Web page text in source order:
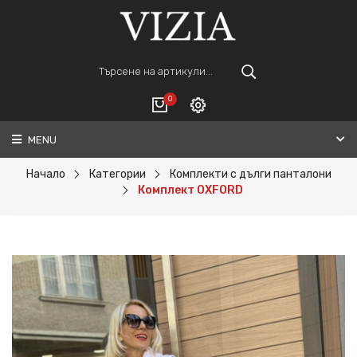
0
ВАШАТА КОЛИЧКА Е ПРАЗНА.
ПОРЪЧАЙ
Регистрация
MENU
Начало Категории
Комплекти с дълги панталони
Комплект OXFORD